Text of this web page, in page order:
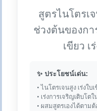
สูตรไนโตรเ
ช่วงต้นของกา
เขียว เ
✨ ประโยชน์เด่น:
• ไนโตรเจนสูง เร่งใบ
• เร่งการเจริญเติบโต
• ผสมสูตรเองได้ตาม